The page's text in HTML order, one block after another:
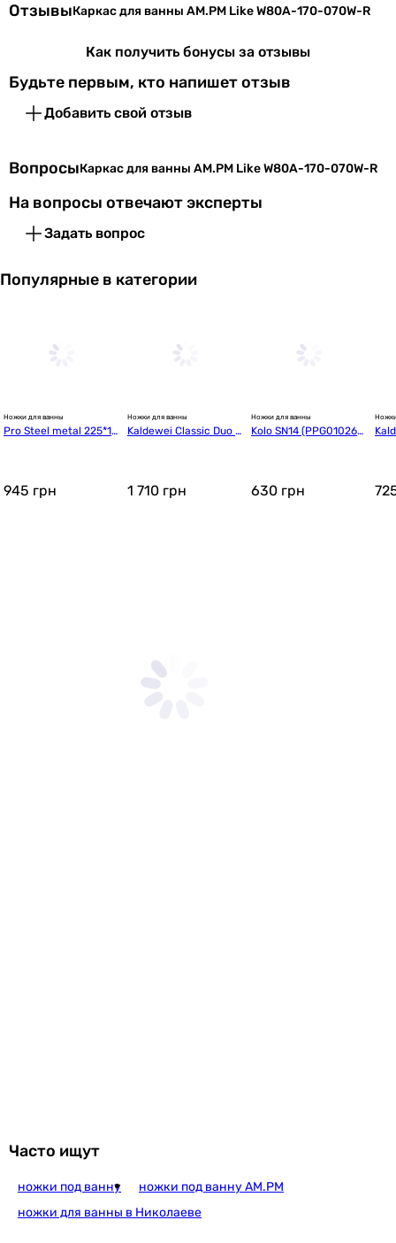
Увидели ошибку в описании или характеристиках?
W80A-170-070W-R носят ознакомительный характер и могут
изменяться производителем без уведомления. Магазин не
несет ответственности за изменения, внесенные
ОтзывыКаркас для ванны AM.PM Like W80A-170-070W-R
Как получить бонусы за отзывы
Будьте первым, кто напишет отзыв
Добавить свой отзыв
ВопросыКаркас для ванны AM.PM Like W80A-170-070W-R
На вопросы отвечают эксперты
Задать вопрос
Популярные в категории
Ножки для ванны
Pro Steel metal 225*18
945 грн
Ножки для ванны
Kaldewei Classic Duo M
1 710 грн
Ножки для ванны
Kolo SN14 (PPG010260
630 грн
Часто ищут
ножки под ванну
ножки под ванну AM.PM
ножки для ванны в Николаеве